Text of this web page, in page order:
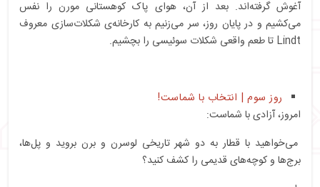
آغوش گرفته‌اند. بعد از آن، هوای پاک کوهستانی مورن را نفس
می‌کشیم و در پایان روز، سر می‌زنیم به کارخانه‌ی شکلات‌سازی معروف
Lindt تا طعم واقعی شکلات سوئیسی را بچشیم.
روز سوم | انتخاب با شماست!
امروز، آزادی با شماست:
می‌خواهید با قطار به دو شهر تاریخی لوسرن و برن بروید و پل‌ها،
برج‌ها و کوچه‌های قدیمی را کشف کنید؟